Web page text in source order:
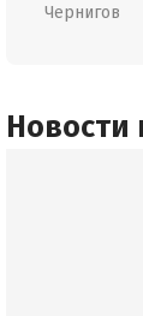
Чернигов
Новости